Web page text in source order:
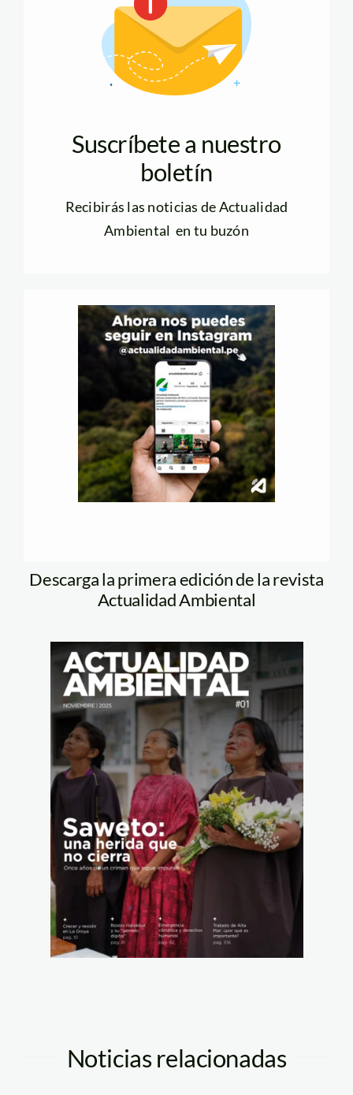
Suscríbete a nuestro
boletín
Recibirás las noticias de Actualidad
Ambiental en tu buzón
Descarga la primera edición de la revista
Actualidad Ambiental
Noticias relacionadas